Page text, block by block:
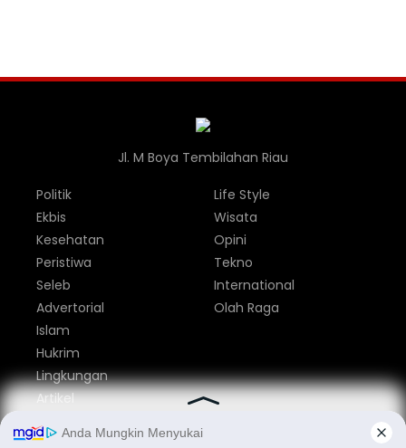
Jl. M Boya Tembilahan Riau
Politik
Ekbis
Kesehatan
Peristiwa
Seleb
Advertorial
Life Style
Wisata
Opini
Tekno
International
Olah Raga
Islam
Hukrim
Lingkungan
Artikel
Parlemen
Nasional